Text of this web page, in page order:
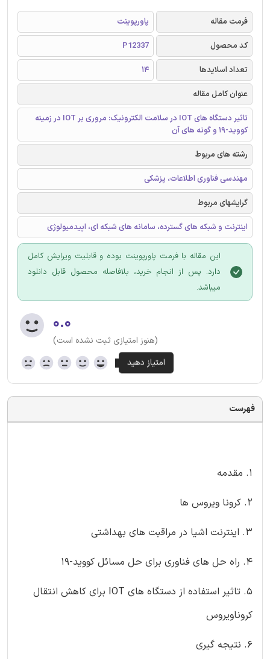
فرمت مقاله
پاورپوینت
کد محصول
P12337
تعداد اسلایدها
14
عنوان کامل مقاله
تاثیر دستگاه های IOT در سلامت الکترونیک: مروری بر IOT در زمینه
کووید-19 و گونه های آن
رشته های مربوط
مهندسی فناوری اطلاعات، پزشکی
گرایشهای مربوط
اینترنت و شبکه های گسترده، سامانه های شبکه ای، اپیدمیولوژی
این مقاله با فرمت پاورپوینت بوده و قابلیت ویرایش کامل
دارد. پس از انجام خرید، بلافاصله محصول قابل دانلود
میباشد.
۰.۰
(هنوز امتیازی ثبت نشده است)
فهرست
1. مقدمه
۲. کرونا ویروس ها
۳. اینترنت اشیا در مراقبت های بهداشتی
۴. راه حل های فناوری برای حل مسائل کووید-19
5. تاثیر استفاده از دستگاه های IOT برای کاهش انتقال
کروناویروس
6. نتیجه گیری